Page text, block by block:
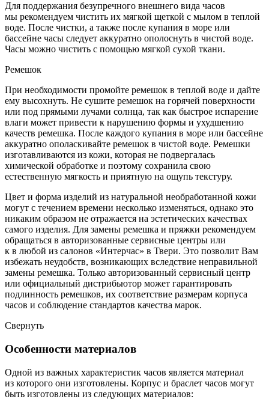
Для поддержания безупречного внешнего вида часов
мы рекомендуем чистить их мягкой щеткой с мылом в теплой
воде. После чистки, а также после купания в море или
бассейне часы следует аккуратно ополоснуть в чистой воде.
Часы можно чистить с помощью мягкой сухой ткани.
Ремешок
При необходимости промойте ремешок в теплой воде и дайте
ему высохнуть. Не сушите ремешок на горячей поверхности
или под прямыми лучами солнца, так как быстрое испарение
влаги может привести к нарушению формы и ухудшению
качеств ремешка. После каждого купания в море или бассейне
аккуратно ополаскивайте ремешок в чистой воде. Ремешки
изготавливаются из кожи, которая не подвергалась
химической обработке и поэтому сохранила свою
естественную мягкость и приятную на ощупь текстуру.
Цвет и форма изделий из натуральной необработанной кожи
могут с течением времени несколько изменяться, однако это
никаким образом не отражается на эстетических качествах
самого изделия. Для замены ремешка и пряжки рекомендуем
обращаться в авторизованные сервисные центры или
к в любой из салонов «Интерчас» в Твери. Это позволит Вам
избежать неудобств, возникающих вследствие неправильной
замены ремешка. Только авторизованный сервисный центр
или официальный дистрибьютор может гарантировать
подлинность ремешков, их соответствие размерам корпуса
часов и соблюдение стандартов качества марок.
Свернуть
Особенности материалов
Одной из важных характеристик часов является материал
из которого они изготовлены. Корпус и браслет часов могут
быть изготовлены из следующих материалов: